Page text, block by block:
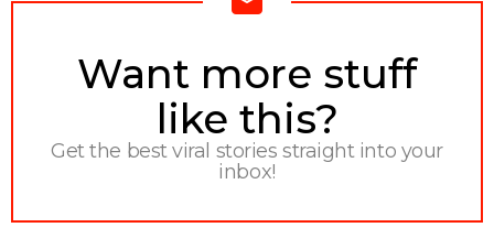
NEWSLETTER
Want more stuff
like this?
Get the best viral stories straight into your
inbox!